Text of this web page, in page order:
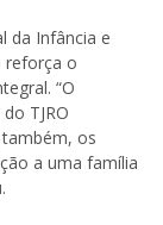
da Infância e
reforça o
“O
TJRO
os
a uma família